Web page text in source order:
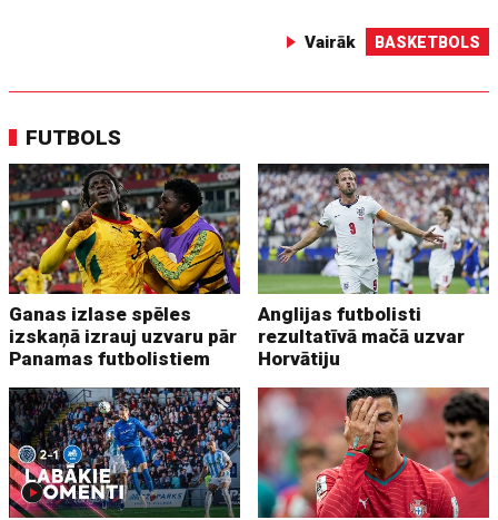
Vairāk BASKETBOLS
FUTBOLS
Ganas izlase spēles
izskaņā izrauj uzvaru pār
Panamas futbolistiem
Anglijas futbolisti
rezultatīvā mačā uzvar
Horvātiju